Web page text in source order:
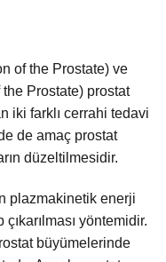
of the Prostate) ve
Prostate) prostat
iki farklı cerrahi tedavi
de amaç prostat
düzeltilmesidir.
plazmakinetik enerji
yöntemidir.
büyümelerinde